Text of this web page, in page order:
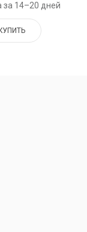
за 14–20 дней
КУПИТЬ